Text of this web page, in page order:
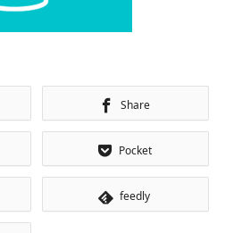
Share
Pocket
feedly